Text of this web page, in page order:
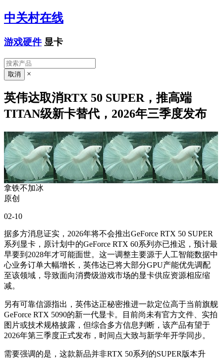
中关村在线
游戏硬件 显卡
×
英伟达取消RTX 50 SUPER，推高端
TITAN级新卡替代，2026年三季度发布
拿铁不加冰
原创
02-10
据多方消息证实，2026年将不会推出GeForce RTX 50 SUPER
系列显卡，原计划中的GeForce RTX 60系列亦已推迟，预计最
早要到2028年才可能面世。这一调整主要源于人工智能数据中
心业务订单大幅增长，英伟达已将大部分GPU产能优先调配
至该领域，导致面向消费级游戏市场的显卡供应资源相应缩
减。
另有可靠信源指出，英伟达正秘密推进一款定位高于当前旗舰
GeForce RTX 5090的新一代显卡。目前尚未有官方文件、实拍
图片或技术规格披露，但综合多方信息判断，该产品有望于
2026年第三季度正式发布，时间点大致与新学年开学同步。
需要强调的是，这款新品并非RTX 50系列的SUPER版本升